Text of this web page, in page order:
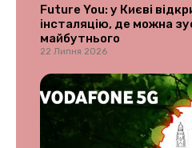
Future You: у Києві
інсталяцію, де можна
майбутнього
22 Липня 2026